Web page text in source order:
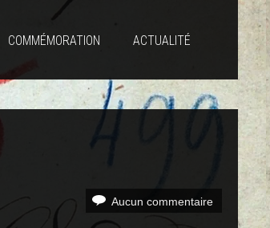
COMMÉMORATION ACTUALITÉ
Aucun commentaire